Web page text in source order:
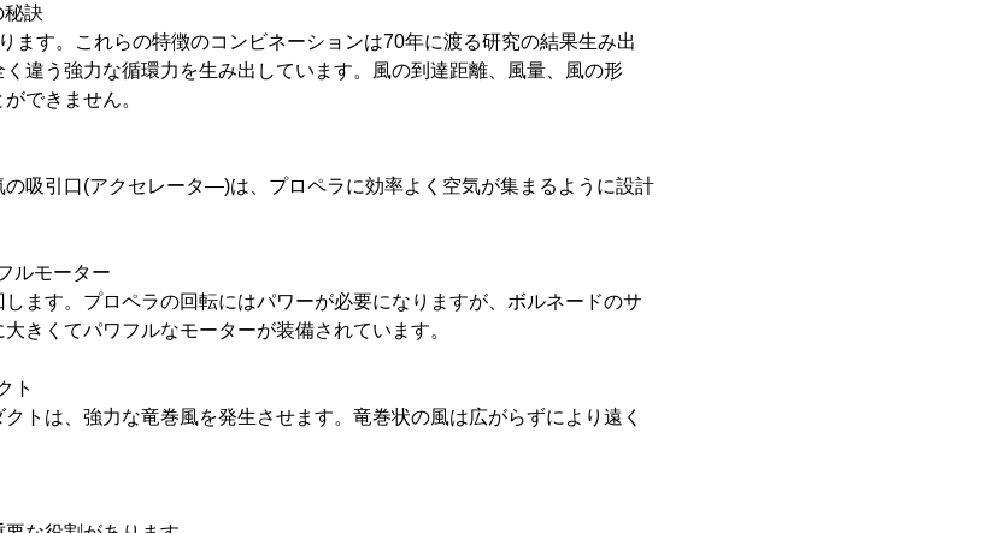
秘訣
ます。これらの特徴のコンビネーションは70年に渡る研究の結果生み出
違う強力な循環力を生み出しています。風の到達距離、風量、風の形
できません。
吸引口(アクセレータ―)は、プロペラに効率よく空気が集まるように設計
ルモーター
ます。プロペラの回転にはパワーが必要になりますが、ボルネードのサ
きくてパワフルなモーターが装備されています。
ト
トは、強力な竜巻風を発生させます。竜巻状の風は広がらずにより遠く